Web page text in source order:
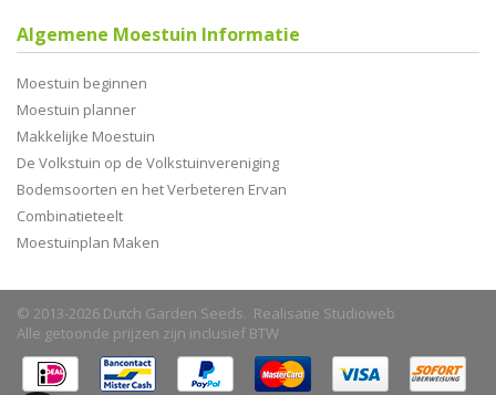
Algemene Moestuin Informatie
Moestuin beginnen
Moestuin planner
Makkelijke Moestuin
De Volkstuin op de Volkstuinvereniging
Bodemsoorten en het Verbeteren Ervan
Combinatieteelt
Moestuinplan Maken
© 2013-2026 Dutch Garden Seeds. Realisatie Studioweb
Alle getoonde prijzen zijn inclusief BTW